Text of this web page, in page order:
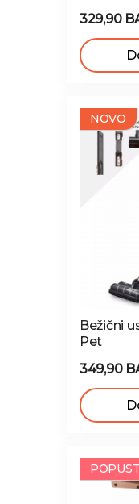
329,90
NOVO
Bežični
Pet
349,90
NOVO
POPUST